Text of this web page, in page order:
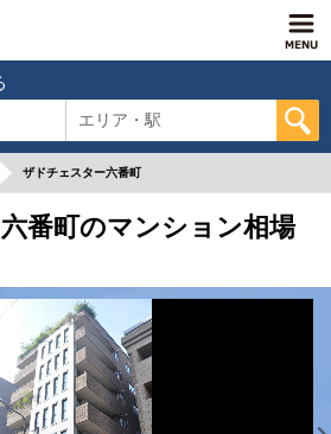
エリア・駅
ザドチェスター六番町
番町のマンション相場